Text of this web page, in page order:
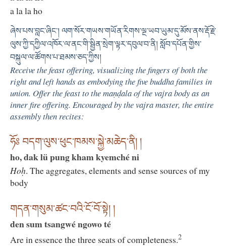
a la la ho
ཞེས་པས་བླང་ཞིང་། ལག་སོར་གཡས་གཡོན་རིགས་ལྔ་ཡབ་ཡུམ་དུ་མོས་ནས་རྡོ་རྗེ་
ལུས་ཀྱི་དཀྱིལ་འཁོར་ལ་ནང་གི་སྦྱིན་སྲེག་ལྟར་དབུལ་བ་ནི། སློབ་དཔོན་གྱིས་
བསྐུལ་ལ་ཚོགས་པ་ཐམས་ཅད་ཀྱིས།
Receive the feast offering, visualizing the fingers of both the
right and left hands as embodying the five buddha families in
union. Offer the feast to the maṇḍala of the vajra body as an
inner fire offering. Encouraged by the vajra master, the entire
assembly then recites:
ཧོཿ བདག་ལུས་ཕུང་ཁམས་སྐྱེ་མཆེད་ནི། །
ho, dak lü pung kham kyemché ni
Hoḥ. The aggregates, elements and sense sources of my
body
གདན་གསུམ་ཚང་བའི་ངོ་བོ་སྟེ། །
den sum tsangwé ngowo té
Are in essence the three seats of completeness.2